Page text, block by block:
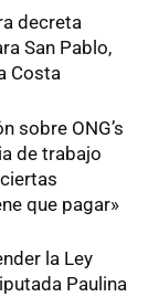
decreta
San Pablo,
Costa
sobre ONG’s
de trabajo
que pagar»
la Ley
Paulina